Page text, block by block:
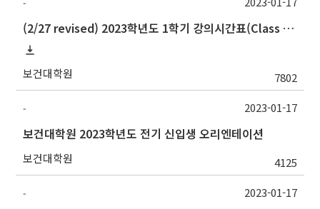
-
(2/27 revised) 2023학년도 1학기 강의시간표(Class schedule, 2023 Spring semester)
보건대학원 7802
-
보건대학원 2023학년도 전기 신입생 오리엔테이션
보건대학원 4125
2023-01-17
- 2023-01-17